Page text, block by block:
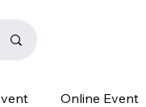
Online Event